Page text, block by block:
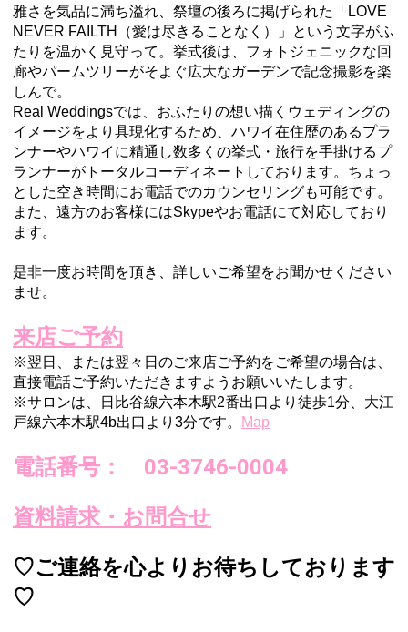
雅さを気品に満ち溢れ、祭壇の後ろに掲げられた「LOVE
NEVER FAILTH（愛は尽きることなく）」という文字がふ
たりを温かく見守って。挙式後は、フォトジェニックな回
廊やパームツリーがそよぐ広大なガーデンで記念撮影を楽
しんで。
Real Weddingsでは、 おふたりの想い描くウェディングの
イメージをより具現化するため 、ハワイ在住歴のあるプラ
ンナーやハワイに精通し数多くの挙式・ 旅行を手掛けるプ
ランナーがトータルコーディネートしており ます。ちょっ
とした空き時間にお電話でのカウンセリングも可能です。
また、遠方のお客様にはSkypeやお電話にて対応しており
ます。
是非一度お時間を頂き、詳しいご希望をお聞かせください
ませ。
来店ご予約
※翌日、または翌々日のご来店ご予約をご希望の場合は、
直接電話ご予約いただきますようお願いいたします。
※サロンは、日比谷線六本木駅2番出口より徒歩1分、 大江
戸線六本木駅4b出口より3分です。 Map
電話番号： 03-3746-0004
資料請求・お問合せ
♡ご連絡を心よりお待ちしております
♡